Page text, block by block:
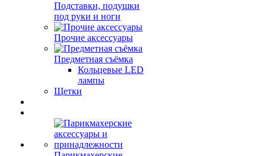
Подставки, подушки
под руки и ноги
Прочие аксессуары
Предметная съёмка
Кольцевые LED
лампы
Щетки